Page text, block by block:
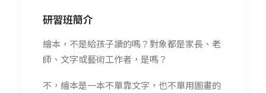
研習班簡介
繪本，不是給孩子讀的嗎？對象都是家長、老
師、文字或藝術工作者，是嗎？
不，繪本是一本不單靠文字，也不單用圖畫的